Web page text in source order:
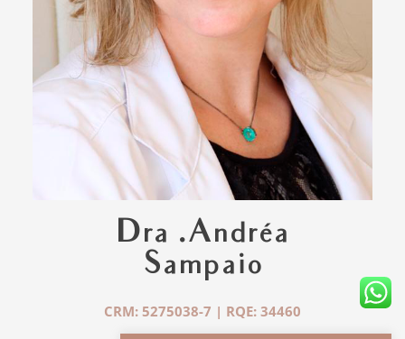
Dra .Andréa
Sampaio
CRM: 5275038-7 | RQE: 34460